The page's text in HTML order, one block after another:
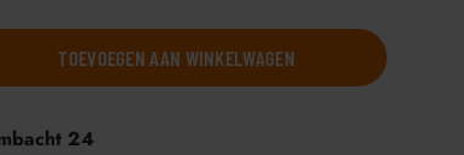
TOEVOEGEN AAN WINKELWAGEN
24